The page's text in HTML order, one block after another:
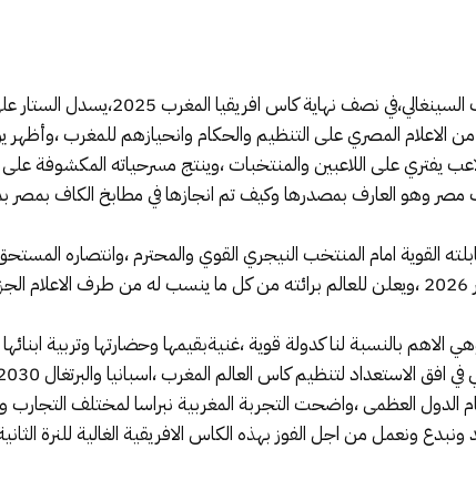
باقصاء المنتخب المصري من طرف
من الاعلام المصري على التنظيم والحكام وانحيازهم للمغرب
يفتري على اللاعبين والمنتخبات ،وينتج مسرحياته المكشوفة
مصر وهو العارف بمصدرها وكيف تم انجازها في مطابخ الكاف بمصر
القوية امام المنتخب النيجري القوي والمحترم ،وانتصاره
احد اطراف النهائي المرتقب يوم الاحد 18 يناير 2026 ،ويعلن للعالم برائته من كل ما
مرحلة التنظيم الكاف المغرب 2025 وهي الاهم بالنسبة لنا كدولة قوية ،غنيةبقيمها
العظمى ،واضحت التجربة المغربية نبراسا لمختلف التجارب
ونبدع ونعمل من اجل الفوز بهذه الكاس الافريقية الغالية للنرة